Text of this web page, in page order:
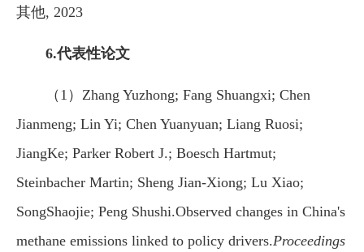
其他, 2023
6.代表性论文
（1）Zhang Yuzhong; Fang Shuangxi; Chen
Jianmeng; Lin Yi; Chen Yuanyuan; Liang Ruosi;
JiangKe; Parker Robert J.; Boesch Hartmut;
Steinbacher Martin; Sheng Jian-Xiong; Lu Xiao;
SongShaojie; Peng Shushi.Observed changes in China's
methane emissions linked to policy drivers.Proceedings